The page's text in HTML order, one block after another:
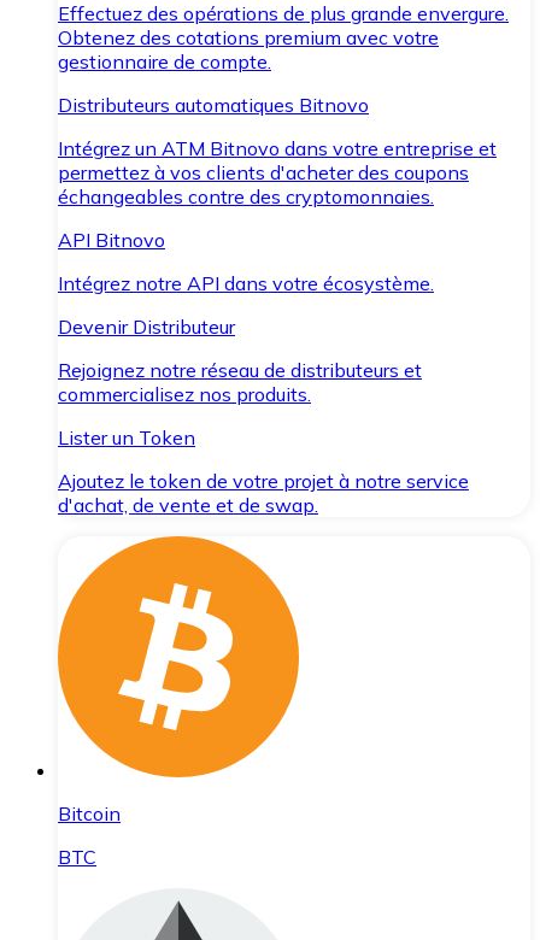
Effectuez des opérations de plus grande envergure.
Obtenez des cotations premium avec votre
gestionnaire de compte.
Distributeurs automatiques Bitnovo
Intégrez un ATM Bitnovo dans votre entreprise et
permettez à vos clients d'acheter des coupons
échangeables contre des cryptomonnaies.
API Bitnovo
Intégrez notre API dans votre écosystème.
Devenir Distributeur
Rejoignez notre réseau de distributeurs et
commercialisez nos produits.
Lister un Token
Ajoutez le token de votre projet à notre service
d'achat, de vente et de swap.
Bitcoin
BTC